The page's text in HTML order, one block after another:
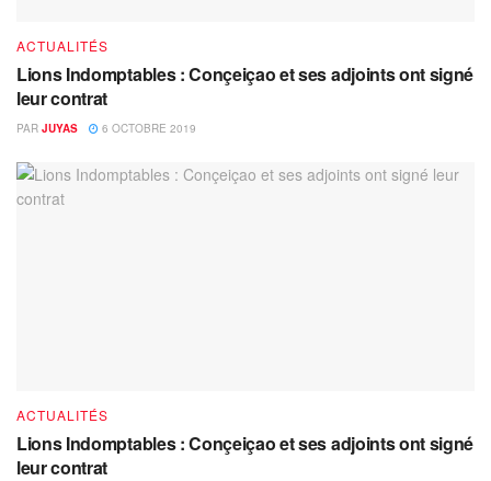
ACTUALITÉS
Lions Indomptables : Conçeiçao et ses adjoints ont signé
leur contrat
PAR JUYAS 6 OCTOBRE 2019
ACTUALITÉS
Lions Indomptables : Conçeiçao et ses adjoints ont signé
leur contrat